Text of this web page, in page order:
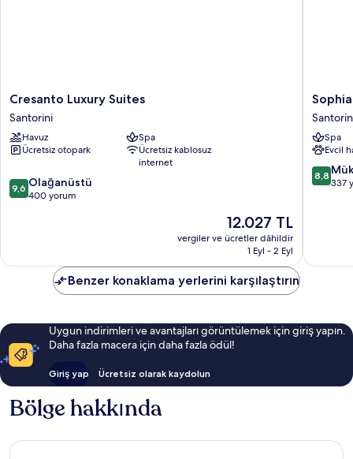
Cresanto
Luxury
Suites
Santorini
Cresanto Luxury Suites
Santorini
Havuz
Spa
Ücretsiz otopark
Ücretsiz kablosuz
internet
10
üzerinden
9,6 Olağanüstü
400 yorum
Güncel
fiyat:
12.027 TL
12.027 TL
vergiler ve ücretler dâhildir
1 Eyl - 2 Eyl
Sophia
Luxury
Suites
Spa
Evcil
10
8,8
337
Benzer konaklama yerlerini karşılaştırın
Uygun indirimleri ve avantajları görüntülemek için giriş yapın.
Daha fazla macera için daha fazla ödül!
Giriş yap Ücretsiz olarak kaydolun
Bölge hakkında